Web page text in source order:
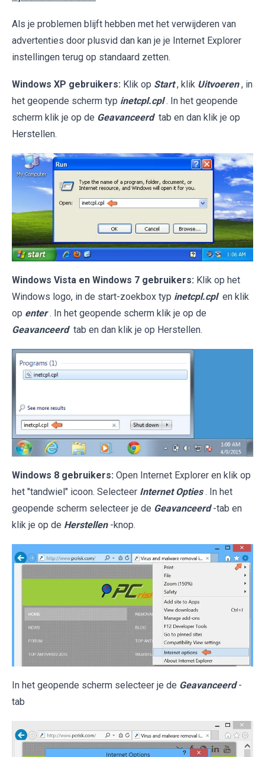
Als je problemen blijft hebben met het verwijderen van
advertenties door plusvid dan kan je je Internet Explorer
instellingen terug op standaard zetten.
Windows XP gebruikers: Klik op Start , klik Uitvoeren , in
het geopende scherm typ inetcpl.cpl . In het geopende
scherm klik je op de Geavanceerd tab en dan klik je op
Herstellen.
Windows Vista en Windows 7 gebruikers: Klik op het
Windows logo, in de start-zoekbox typ inetcpl.cpl en klik
op enter . In het geopende scherm klik je op de
Geavanceerd tab en dan klik je op Herstellen.
Windows 8 gebruikers: Open Internet Explorer en klik op
het "tandwiel" icoon. Selecteer Internet Opties . In het
geopende scherm selecteer je de Geavanceerd -tab en
klik je op de Herstellen -knop.
In het geopende scherm selecteer je de Geavanceerd -
tab